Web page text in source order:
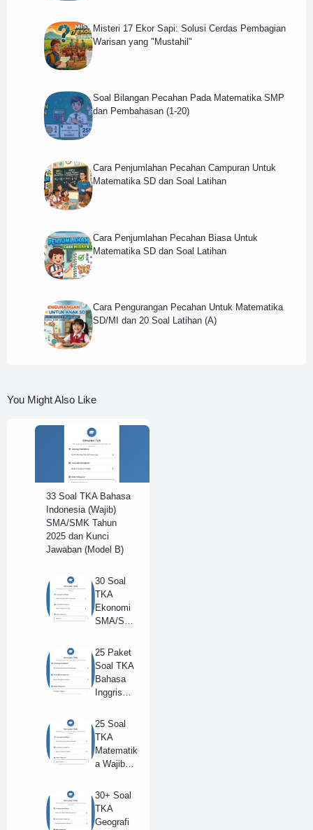
Misteri 17 Ekor Sapi: Solusi Cerdas Pembagian
Warisan yang "Mustahil"
Soal Bilangan Pecahan Pada Matematika SMP
dan Pembahasan (1-20)
Cara Penjumlahan Pecahan Campuran Untuk
Matematika SD dan Soal Latihan
Cara Penjumlahan Pecahan Biasa Untuk
Matematika SD dan Soal Latihan
Cara Pengurangan Pecahan Untuk Matematika
SD/MI dan 20 Soal Latihan (A)
You Might Also Like
33 Soal TKA Bahasa
Indonesia (Wajib)
SMA/SMK Tahun
2025 dan Kunci
Jawaban (Model B)
30 Soal
TKA
Ekonomi
SMA/SM
2025 dan
Kunci
Jawaban
(B)
25 Paket
Soal TKA
Bahasa
Inggris
SMA/SM
K 2025 +
Kunci
Jawaban
(Model B)
25 Soal
TKA
Matematik
a Wajib
Tahun
2025 +
Kunci
30+ Soal
TKA
Geografi